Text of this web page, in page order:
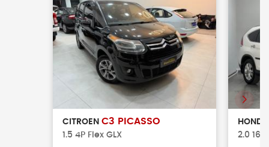
CITROEN C3 PICASSO
1.5 4P Flex GLX 2.0